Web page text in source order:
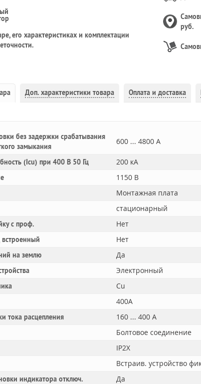
его характеристиках и комплектации
руб.
Доп. характеристики товара Оплата и доставка
без задержки срабатывания
замыкания
600 ... 4800 А
(Icu) при 400 В 50 Гц 200 кА
1150 В
Монтажная плата
стационарный
с проф. Нет
Нет
на землю Да
Электронный
Cu
400A
тока расцепления 160 ... 400 А
Болтовое соединение
IP2X
Встраив. устройство
индикатора отключ. Да